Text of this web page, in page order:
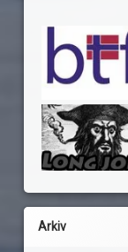
Arkiv